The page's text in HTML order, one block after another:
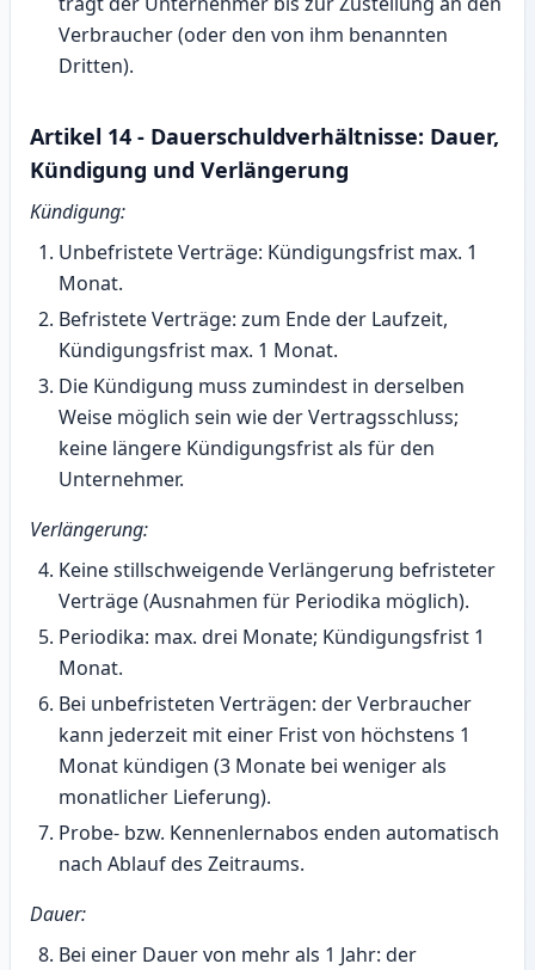
Verbraucher (oder den von ihm benannten
Dritten).
Artikel 14 - Dauerschuldverhältnisse: Dauer,
Kündigung und Verlängerung
Kündigung:
Unbefristete Verträge: Kündigungsfrist max. 1
Monat.
Befristete Verträge: zum Ende der Laufzeit,
Kündigungsfrist max. 1 Monat.
Die Kündigung muss zumindest in derselben
Weise möglich sein wie der Vertragsschluss;
keine längere Kündigungsfrist als für den
Unternehmer.
Verlängerung:
Keine stillschweigende Verlängerung befristeter
Verträge (Ausnahmen für Periodika möglich).
Periodika: max. drei Monate; Kündigungsfrist 1
Monat.
Bei unbefristeten Verträgen: der Verbraucher
kann jederzeit mit einer Frist von höchstens 1
Monat kündigen (3 Monate bei weniger als
monatlicher Lieferung).
Probe- bzw. Kennenlernabos enden automatisch
nach Ablauf des Zeitraums.
Dauer:
Bei einer Dauer von mehr als 1 Jahr: der